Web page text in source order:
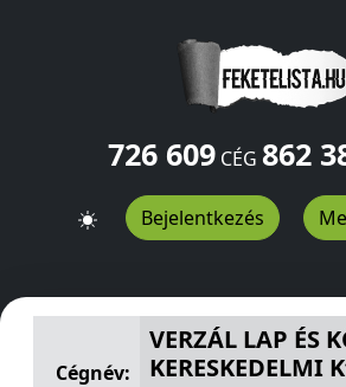
726 609CÉG 862
Bejelentkezés
VERZÁL LAP ÉS KÖNYVKIADO
Cégnév:
VERZÁL LAP ÉS
KERESKEDELMI